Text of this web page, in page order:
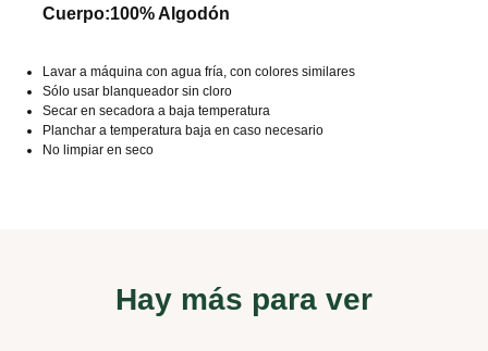
Cuerpo:100% Algodón
Lavar a máquina con agua fría, con colores similares
Sólo usar blanqueador sin cloro
Secar en secadora a baja temperatura
Planchar a temperatura baja en caso necesario
No limpiar en seco
Hay más para ver